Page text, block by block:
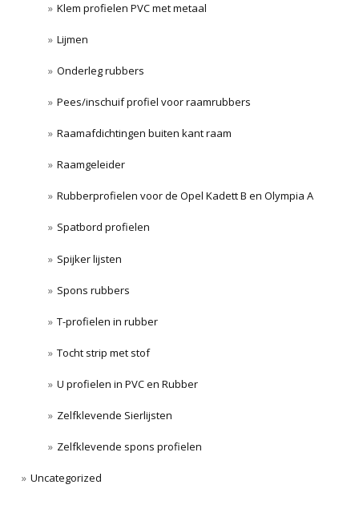
Klem profielen PVC met metaal
Lijmen
Onderleg rubbers
Pees/inschuif profiel voor raamrubbers
Raamafdichtingen buiten kant raam
Raamgeleider
Rubberprofielen voor de Opel Kadett B en Olympia A
Spatbord profielen
Spijker lijsten
Spons rubbers
T-profielen in rubber
Tocht strip met stof
U profielen in PVC en Rubber
Zelfklevende Sierlijsten
Zelfklevende spons profielen
Uncategorized